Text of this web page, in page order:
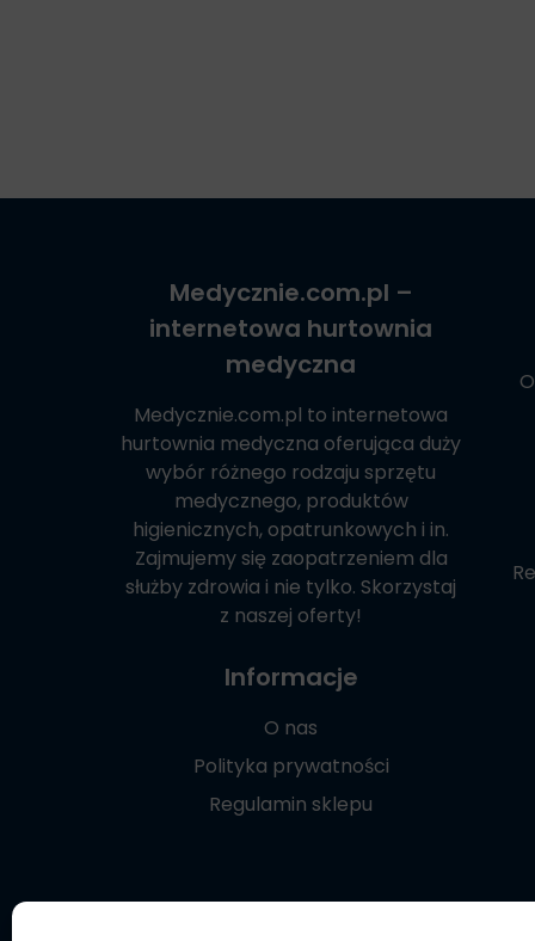
Medycznie.com.pl –
internetowa hurtownia
medyczna
Medycznie.com.pl to internetowa
hurtownia medyczna oferująca duży
wybór różnego rodzaju sprzętu
medycznego, produktów
higienicznych, opatrunkowych i in.
Zajmujemy się zaopatrzeniem dla
służby zdrowia i nie tylko. Skorzystaj
z naszej oferty!
Informacje
O nas
Polityka prywatności
Regulamin sklepu